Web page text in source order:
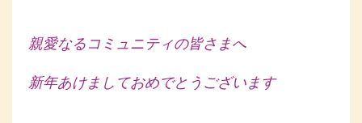
親愛なるコミュニティの皆さまへ
新年あけましておめでとうございます